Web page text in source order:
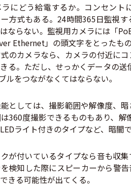
にどう給電するか。コンセント
方式もある。24時間365日監視
ならない。監視用カメラには「
Ethernet」の頭文字をとったも
のカメラなら、カメラの付近に
る。ただし、せっかくデータの
ルをつながなくてはならない。
としては、撮影範囲や解像度、
360度撮影できるものもあり、
ライト付きのタイプなど、暗闇
が付いているタイプなら音も収
検知した際にスピーカーから警
きる可能性が出てくる。